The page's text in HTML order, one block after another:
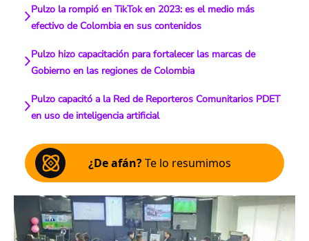
Pulzo la rompió en TikTok en 2023: es el medio más
efectivo de Colombia en sus contenidos
Pulzo hizo capacitación para fortalecer las marcas de
Gobierno en las regiones de Colombia
Pulzo capacitó a la Red de Reporteros Comunitarios PDET
en uso de inteligencia artificial
¿De afán?Te lo resumimos